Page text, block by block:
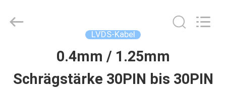
HAUSE
Technology
LVDS-Kabel
0.4mm / 1.25mm
Schrägstärke 30PIN bis 30PIN